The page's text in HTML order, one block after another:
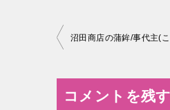
投
ナ
ビ
沼田商店の蒲鉾/事代主(
コメントを残す